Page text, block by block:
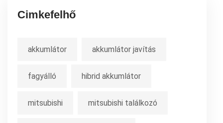
Cimkefelhő
akkumlátor akkumlátor javítás
fagyálló hibrid akkumlátor
mitsubishi mitsubishi találkozó